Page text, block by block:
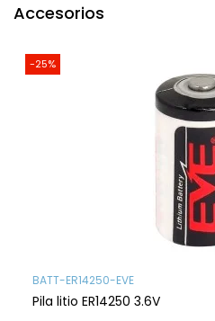
Accesorios
-25%
BATT-ER14250-EVE
Pila litio ER14250 3.6V